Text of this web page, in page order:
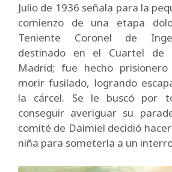
Julio de 1936 señala para la
comienzo de una etapa
Teniente Coronel de
destinado en el Cuartel de
Madrid; fue hecho
morir fusilado, logrando
la cárcel. Se le buscó por
conseguir averiguar su
comité de Daimiel decidió
niña para someterla a un